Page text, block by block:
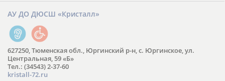
АУ ДО ДЮСШ «Кристалл»
627250, Тюменская обл., Юргинский р-н, с. Юргинское, ул.
Центральная, 59 «Б»
Тел.: (34543) 2-37-60
kristall-72.ru